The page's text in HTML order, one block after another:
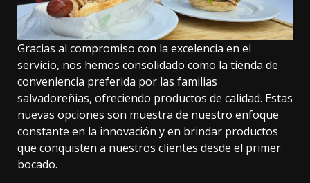
Gracias al compromiso con la excelencia en el
servicio, nos hemos consolidado como la tienda de
conveniencia preferida por las familias
salvadoreñias, ofreciendo productos de calidad. Estas
nuevas opciones son muestra de nuestro enfoque
constante en la innovación y en brindar productos
que conquisten a nuestros clientes desde el primer
bocado.